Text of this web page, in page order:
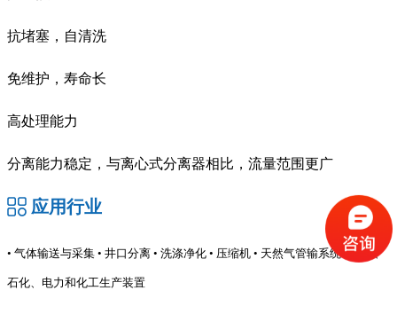
抗堵塞，自清洗
免维护，寿命长
高处理能力
分离能力稳定，与离心式分离器相比，流量范围更广
应用行业
• 气体输送与采集 • 井口分离 • 洗涤净化 • 压缩机 • 天然气管输系统 • 炼油、
石化、电力和化工生产装置